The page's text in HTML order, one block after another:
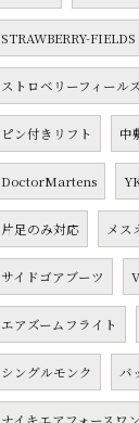
STRAWBERRY-FIELDS
ストロベリーフィール
ピン付きリフト 中
DoctorMartens
片足のみ対応 メス
サイドゴアブーツ
エアズームフライト
シングルモンク バ